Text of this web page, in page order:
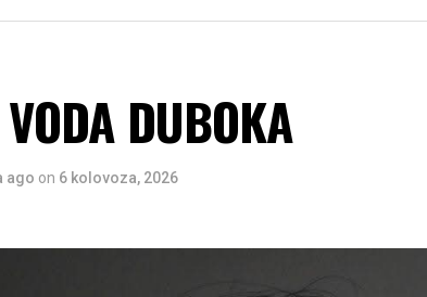
DUBOKA
ago on 6 kolovoza, 2026